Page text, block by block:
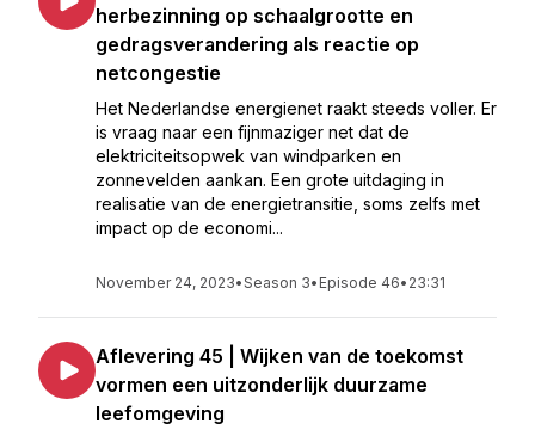
herbezinning op schaalgrootte en
gedragsverandering als reactie op
netcongestie
Het Nederlandse energienet raakt steeds voller. Er
is vraag naar een fijnmaziger net dat de
elektriciteitsopwek van windparken en
zonnevelden aankan. Een grote uitdaging in
realisatie van de energietransitie, soms zelfs met
impact op de economi...
November 24, 2023•Season 3• Episode 46• 23:31
Aflevering 45 | Wijken van de toekomst
vormen een uitzonderlijk duurzame
leefomgeving